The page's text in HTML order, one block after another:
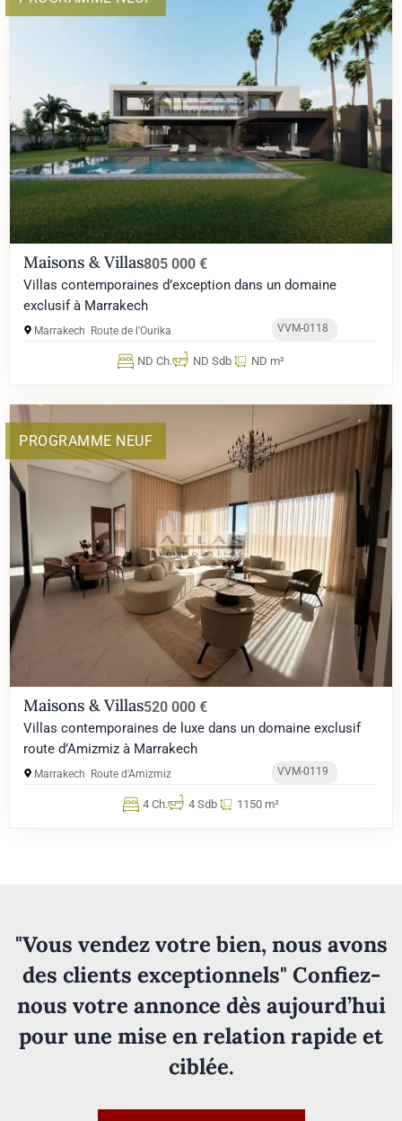
Maisons & Villas805 000 €
Villas contemporaines d’exception dans un domaine
exclusif à Marrakech
Marrakech Route de l'Ourika VVM-0118
ND Ch. ND Sdb ND m²
PROGRAMME NEUF
Maisons & Villas520 000 €
Villas contemporaines de luxe dans un domaine exclusif
route d’Amizmiz à Marrakech
Marrakech Route d'Amizmiz VVM-0119
4 Ch. 4 Sdb 1150 m²
"Vous vendez votre bien, nous avons
des clients exceptionnels" Confiez-
nous votre annonce dès aujourd’hui
pour une mise en relation rapide et
ciblée.